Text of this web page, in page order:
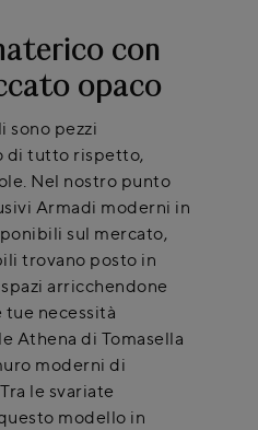
con
opaco
sono pezzi
di tutto rispetto,
Nel nostro punto
Armadi moderni in
sul mercato,
trovano posto in
arricchendone
necessità
Athena di Tomasella
moderni di
le svariate
modello in